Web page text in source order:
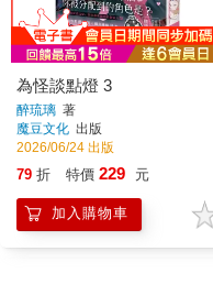
為怪談點燈 3
醉琉璃 著
魔豆文化 出版
2026/06/24 出版
79 折 特價 229 元
加入購物車